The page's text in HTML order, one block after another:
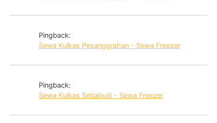
Pingback:
Sewa Kulkas Pesanggrahan - Sewa Freezer
Pingback:
Sewa Kulkas Setiabudi - Sewa Freezer